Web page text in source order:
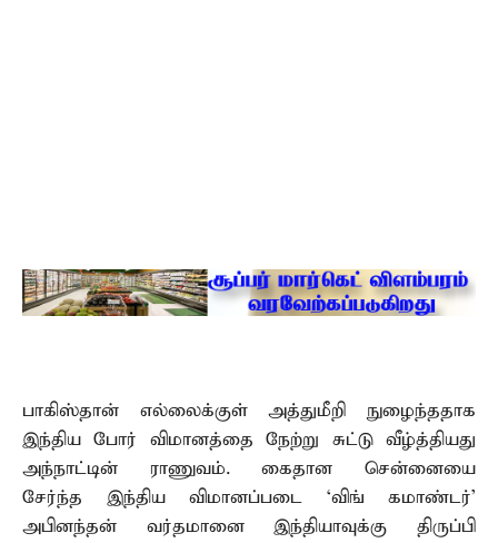
பாகிஸ்தான் எல்லைக்குள் அத்துமீறி நுழைந்ததாக
இந்திய போர் விமானத்தை நேற்று சுட்டு வீழ்த்தியது
அந்நாட்டின் ராணுவம். கைதான சென்னையை
சேர்ந்த இந்திய விமானப்படை ‘விங் கமாண்டர்’
அபினந்தன் வர்தமானை இந்தியாவுக்கு திருப்பி